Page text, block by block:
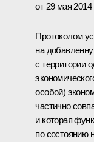
от 29 мая
Протоколом
на
с территории
особой)
частично
и которая
по состоянию